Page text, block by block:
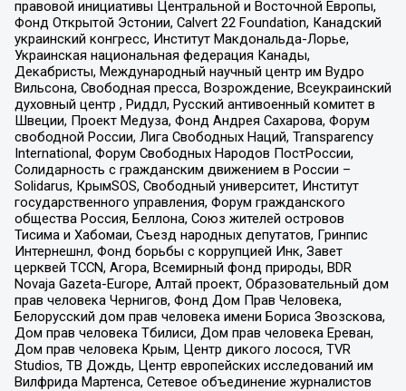
правовой инициативы Центральной и Восточной Европы,
Фонд Открытой Эстонии, Calvert 22 Foundation, Канадский
украинский конгресс, Институт Макдональда-Лорье,
Украинская национальная федерация Канады,
Декабристы, Международный научный центр им Вудро
Вильсона, Свободная пресса, Возрождение, Всеукраинский
духовный центр , Риддл, Русский антивоенный комитет в
Швеции, Проект Медуза, Фонд Андрея Сахарова, Форум
свободной России, Лига Свободных Наций, Transparеncy
International, Форум Свободных Народов ПостРоссии,
Солидарность с гражданским движением в России –
Solidarus, КрымSOS, Свободный университет, Институт
государственного управления, Форум гражданского
общества Россия, Беллона, Союз жителей островов
Тисима и Хабомаи, Съезд народных депутатов, Гринпис
Интернешнл, Фонд борьбы с коррупцией Инк, Завет
церквей TCCN, Агора, Всемирный фонд природы, BDR
Novaja Gazeta-Europe, Алтай проект, Образовательный дом
прав человека Чернигов, Фонд Дом Прав Человека,
Белорусский дом прав человека имени Бориса Звозскова,
Дом прав человека Тбилиси, Дом прав человека Ереван,
Дом прав человека Крым, Центр дикого лосося, TVR
Studios, ТВ Дождь, Центр европейских исследований им
Вилфрида Мартенса, Сетевое объединение журналистов